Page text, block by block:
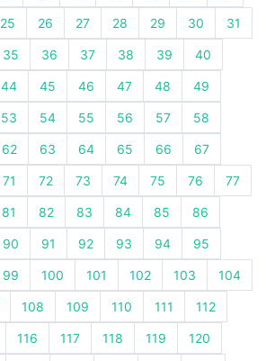
25 26 27 28 29 30 31
35 36 37 38 39 40
44 45 46 47 48 49
53 54 55 56 57 58
62 63 64 65 66 67
71 72 73 74 75 76 77
81 82 83 84 85 86
90 91 92 93 94 95
99 100 101 102 103 104
108 109 110 111 112
116 117 118 119 120